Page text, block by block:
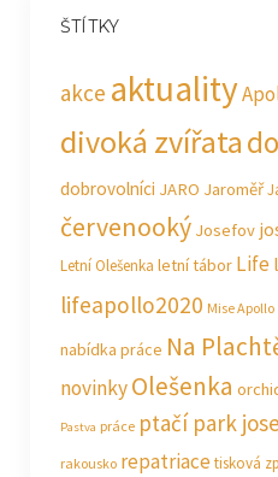
ŠTÍTKY
akce aktuality
divoká zvířata
dobrovolníci JARO Jaroměř
červenooký Josefov
Letní Olešenka letní tábor Life
lifeapollo2020 Mise Apollo
nabídka práce Na
novinkyOlešenka
Pastva práce ptačí park
rakousko repatriacetisková